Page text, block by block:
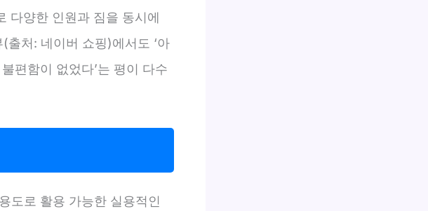
다양한 인원과 짐을 동시에
출처: 네이버 쇼핑)에서도 ‘아
편함이 없었다’는 평이 다수
도로 활용 가능한 실용적인